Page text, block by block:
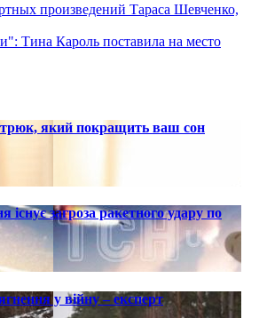
произведений Тараса Шевченко,
Тина Кароль поставила на место
трюк, який покращить ваш сон
загроза ракетного удару по
у війну – експерт